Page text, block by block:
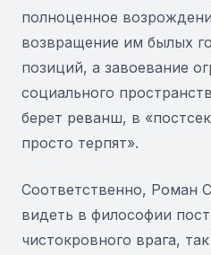
полноценное
возвращение им былых
позиций, а завоевание
социального
берет реванш, в
просто терпят».
Соответственно, Роман
видеть в философии
чистокровного врага,